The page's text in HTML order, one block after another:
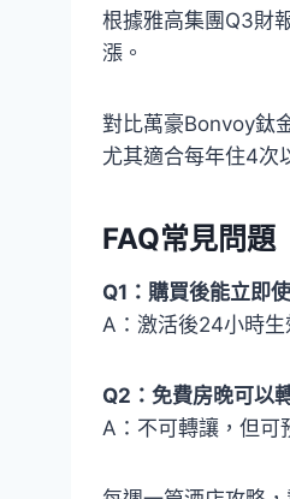
根據雅高集團Q3財
漲。
對比萬豪Bonvoy鈦
尤其適合每年住4次
FAQ常見問題
Q1：購買後能立即
A：激活後24小時生
Q2：免費房晚可以
A：不可轉讓，但可